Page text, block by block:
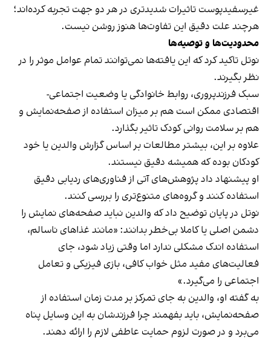
غیرسفیدپوست تاثیرات شدیدتری در هر دو جهت تجربه کرده‌اند؛
هرچند علت دقیق این تفاوت‌ها هنوز روشن نیست.
محدودیت‌ها و توصیه‌ها
نوتل تاکید کرد که این یافته‌ها نمی‌توانند تمام عوامل موثر را در
نظر بگیرند.
سبک فرزندپروری، روابط خانوادگی یا وضعیت اجتماعی-
اقتصادی ممکن است هم بر میزان استفاده از صفحه‌نمایش و
هم بر سلامت روانی کودک تاثیر بگذارد.
علاوه بر این، بیشتر مطالعات بر اساس گزارش والدین یا خود
کودکان بوده که همیشه دقیق نیستند.
او پیشنهاد داد پژوهش‌های آتی از فناوری‌های ردیابی دقیق
استفاده کنند و گروه‌های متنوع‌تری را بررسی کنند.
نوتل در پایان توضیح داد که والدین نباید صفحه‌های نمایش را
دشمن اصلی یا کاملا بی‌خطر بدانند: «مانند غذاهای ناسالم،
استفاده اندک مشکلی ندارد اما وقتی زیاد شود، جای
فعالیت‌های مفید مثل خواب کافی، بازی فیزیکی و تعامل
اجتماعی را می‌گیرد.»
به‌ گفته او، والدین به جای تمرکز بر مدت‌ زمان استفاده از
صفحه‌نمایش، باید بفهمند چرا فرزندشان به این وسایل پناه
می‌برد و در صورت لزوم حمایت عاطفی لازم را ارائه دهند.